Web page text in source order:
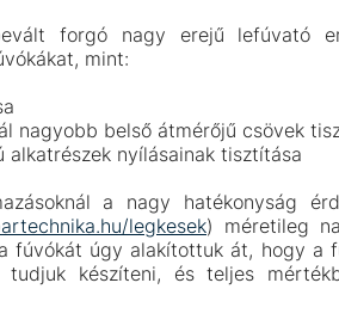
forgó nagy erejű lefúvató
mint:
nagyobb belső átmérőjű csövek
alkatrészek nyílásainak tisztítása
a nagy hatékonyság
legkesek) méretileg
fúvókát úgy alakítottuk át, hogy a
tudjuk készíteni, és teljes